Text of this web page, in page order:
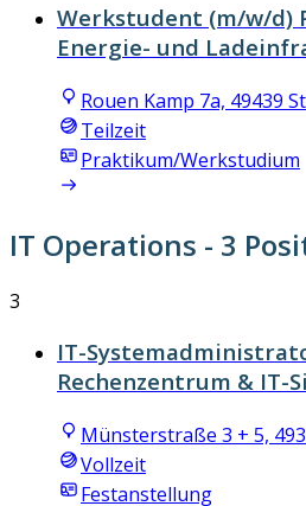
Werkstudent (m/w/d)
Energie- und
Rouen Kamp 7a, 49439
Teilzeit
Praktikum/Werkstudium
IT Operations - 3
3
IT-
Rechenzentrum & IT-
Münsterstraße 3 + 5,
Vollzeit
Festanstellung